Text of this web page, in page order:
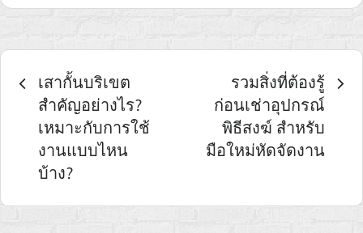
เมนู
นำทาง
เรื่อง
เสากั้นบริเขต
สำคัญอย่างไร?
เหมาะกับการใช้
งานแบบไหน
บ้าง?
รวมสิ่งที่ต้องรู้
ก่อนเช่าอุปกรณ์
พิธีสงฆ์ สำหรับ
มือใหม่หัดจัดงาน